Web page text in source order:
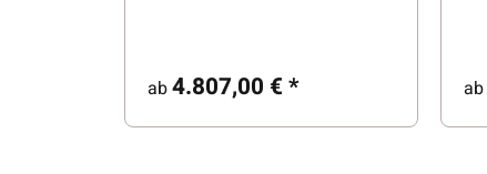
ab4.807,00 €* ab